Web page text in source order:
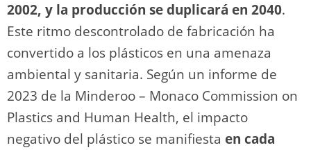
2002, y la producción se duplicará en 2040.
Este ritmo descontrolado de fabricación ha
convertido a los plásticos en una amenaza
ambiental y sanitaria. Según un informe de
2023 de la Minderoo – Monaco Commission on
Plastics and Human Health, el impacto
negativo del plástico se manifiesta en cada